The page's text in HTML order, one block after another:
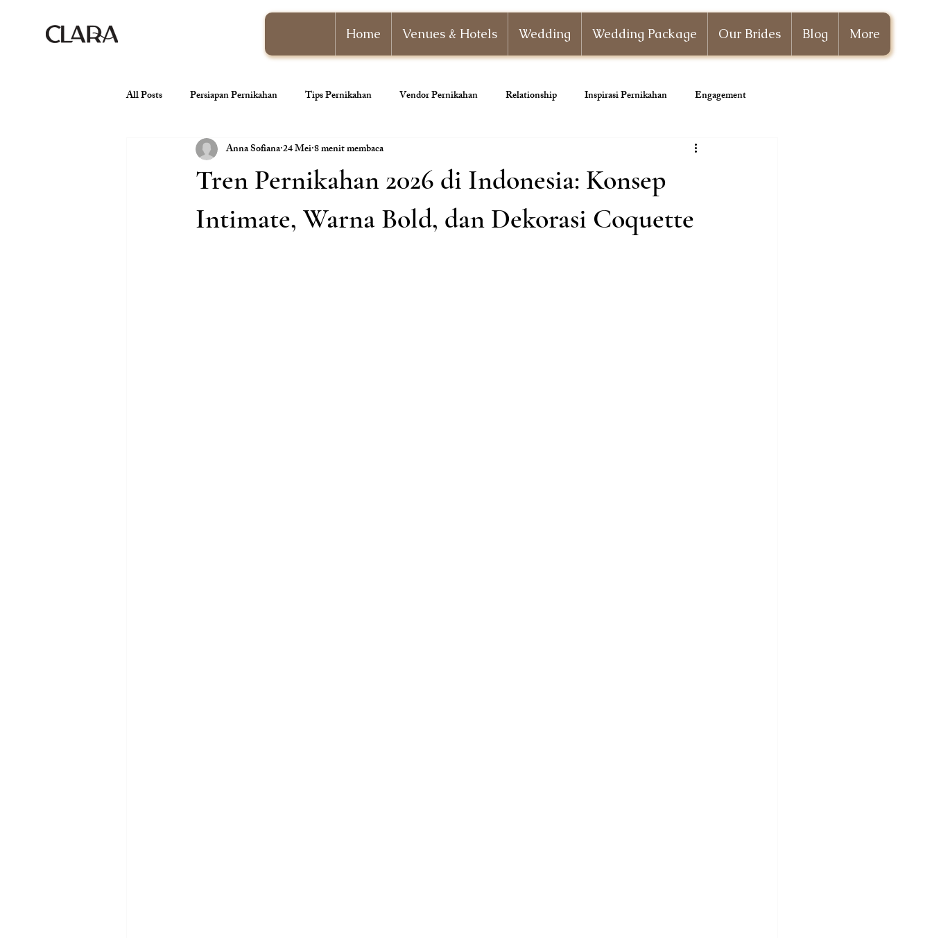
Home Venues & Hotels Wedding Wedding Package Our Brides Blog More
All Posts Persiapan Pernikahan Tips Pernikahan Vendor Pernikahan Relationship Inspirasi Pernikahan Engagement
venue pernikahan Wedding Organizer Paket Pernikahan Wedding Planner
Tren Pernikahan Konsep Pernikahan Dekorasi Pernikahan
Tren Pernikahan 2026 di Indonesia: Konsep
Intimate, Warna Bold, dan Dekorasi Coquette
Anna Sofiana24 Mei8 menit membaca